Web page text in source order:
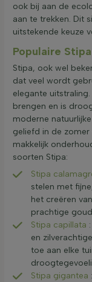
ook bij aan de
aan te trekken. Dit
uitstekende keuze
Populaire
Stipa, ook wel
dat veel wordt
elegante
brengen en is
moderne
geliefd in de zomer
makkelijk
soorten Stipa:
Stipa
stelen met
het creëren
prachtige
Stipa capillata
en
toe aan elke
Stipa gigantea